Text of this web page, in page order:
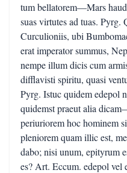
tum bellatorem—Mars
suas virtutes ad tuas. Pyrg.
Curculioniis, ubi
erat imperator summus,
nempe illum dicis cum
difflavisti spiritu, quasi
Pyrg. Istuc quidem edepol
quidemst praeut alia
periuriorem hoc hominem
pleniorem quam illic est,
dabo; nisi unum, epityrum
es? Art. Eccum. edepol vel